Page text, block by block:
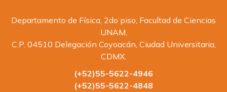
Departamento de Física, 2do piso, Facultad de Ciencias
UNAM,
C.P. 04510 Delegación Coyoacán, Ciudad Universitaria,
CDMX.
(+52)55-5622-4946
(+52)55-5622-4848